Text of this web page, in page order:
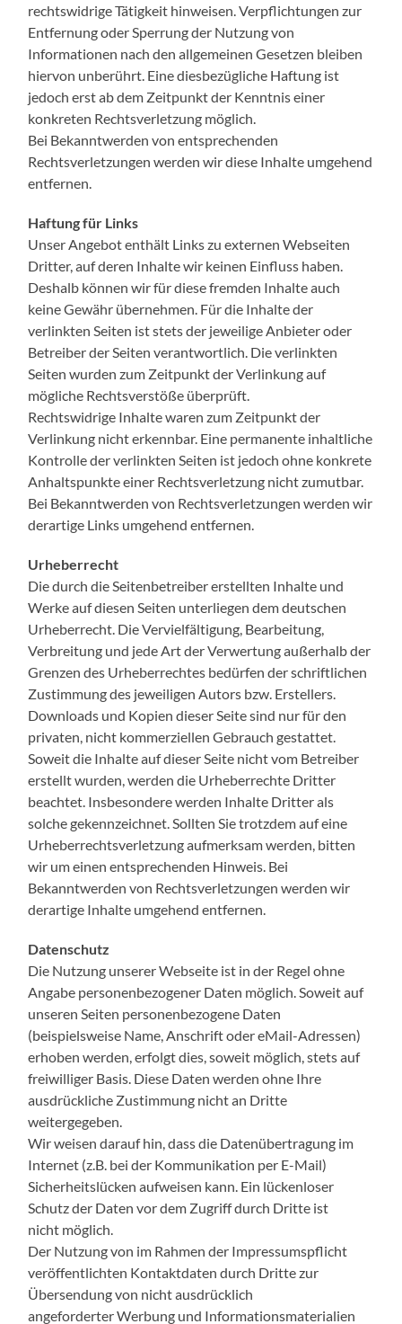
rechtswidrige Tätigkeit hinweisen. Verpflichtungen zur
Entfernung oder Sperrung der Nutzung von
Informationen nach den allgemeinen Gesetzen bleiben
hiervon unberührt. Eine diesbezügliche Haftung ist
jedoch erst ab dem Zeitpunkt der Kenntnis einer
konkreten Rechtsverletzung möglich.
Bei Bekanntwerden von entsprechenden
Rechtsverletzungen werden wir diese Inhalte umgehend
entfernen.
Haftung für Links
Unser Angebot enthält Links zu externen Webseiten
Dritter, auf deren Inhalte wir keinen Einfluss haben.
Deshalb können wir für diese fremden Inhalte auch
keine Gewähr übernehmen. Für die Inhalte der
verlinkten Seiten ist stets der jeweilige Anbieter oder
Betreiber der Seiten verantwortlich. Die verlinkten
Seiten wurden zum Zeitpunkt der Verlinkung auf
mögliche Rechtsverstöße überprüft.
Rechtswidrige Inhalte waren zum Zeitpunkt der
Verlinkung nicht erkennbar. Eine permanente inhaltliche
Kontrolle der verlinkten Seiten ist jedoch ohne konkrete
Anhaltspunkte einer Rechtsverletzung nicht zumutbar.
Bei Bekanntwerden von Rechtsverletzungen werden wir
derartige Links umgehend entfernen.
Urheberrecht
Die durch die Seitenbetreiber erstellten Inhalte und
Werke auf diesen Seiten unterliegen dem deutschen
Urheberrecht. Die Vervielfältigung, Bearbeitung,
Verbreitung und jede Art der Verwertung außerhalb der
Grenzen des Urheberrechtes bedürfen der schriftlichen
Zustimmung des jeweiligen Autors bzw. Erstellers.
Downloads und Kopien dieser Seite sind nur für den
privaten, nicht kommerziellen Gebrauch gestattet.
Soweit die Inhalte auf dieser Seite nicht vom Betreiber
erstellt wurden, werden die Urheberrechte Dritter
beachtet. Insbesondere werden Inhalte Dritter als
solche gekennzeichnet. Sollten Sie trotzdem auf eine
Urheberrechtsverletzung aufmerksam werden, bitten
wir um einen entsprechenden Hinweis. Bei
Bekanntwerden von Rechtsverletzungen werden wir
derartige Inhalte umgehend entfernen.
Datenschutz
Die Nutzung unserer Webseite ist in der Regel ohne
Angabe personenbezogener Daten möglich. Soweit auf
unseren Seiten personenbezogene Daten
(beispielsweise Name, Anschrift oder eMail-Adressen)
erhoben werden, erfolgt dies, soweit möglich, stets auf
freiwilliger Basis. Diese Daten werden ohne Ihre
ausdrückliche Zustimmung nicht an Dritte
weitergegeben.
Wir weisen darauf hin, dass die Datenübertragung im
Internet (z.B. bei der Kommunikation per E-Mail)
Sicherheitslücken aufweisen kann. Ein lückenloser
Schutz der Daten vor dem Zugriff durch Dritte ist
nicht möglich.
Der Nutzung von im Rahmen der Impressumspflicht
veröffentlichten Kontaktdaten durch Dritte zur
Übersendung von nicht ausdrücklich
angeforderter Werbung und Informationsmaterialien